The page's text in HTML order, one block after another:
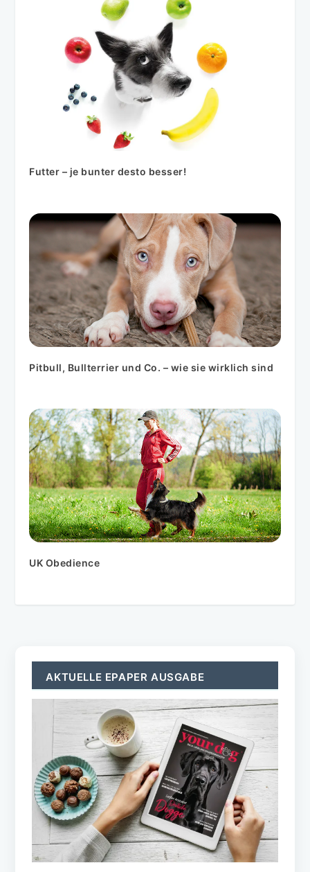
Futter – je bunter desto besser!
Pitbull, Bullterrier und Co. – wie sie wirklich sind
UK Obedience
AKTUELLE EPAPER AUSGABE